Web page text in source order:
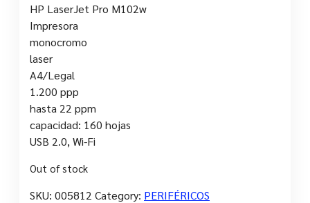
HP LaserJet Pro M102w
Impresora
monocromo
laser
A4/Legal
1.200 ppp
hasta 22 ppm
capacidad: 160 hojas
USB 2.0, Wi-Fi
Out of stock
SKU: 005812 Category: PERIFÉRICOS